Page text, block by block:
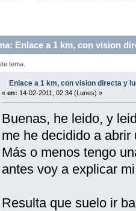
Enlace a 1 km, con vision
tema.
Enlace a 1 km, con vision directa y
« en: 14-02-2011, 02:34 (Lunes) »
Buenas, he leido, y
me he decidido a
Más o menos tengo
antes voy a explicar
Resulta que suelo ir